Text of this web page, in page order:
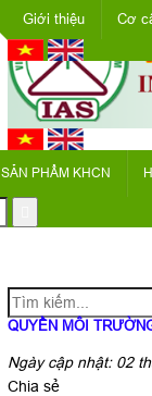
Giới thiệu Cơ
SẢN PHẨM KHCN
QUYỀN MÔI
Ngày cập nhật: 02
Chia sẻ